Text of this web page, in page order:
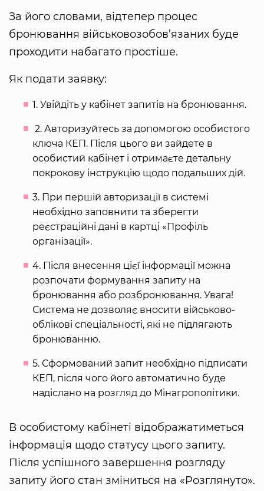
За його словами, відтепер процес
бронювання військовозобов’язаних буде
проходити набагато простіше.
Як подати заявку:
1. Увійдіть у кабінет запитів на бронювання.
2. Авторизуйтесь за допомогою особистого
ключа КЕП. Після цього ви зайдете в
особистий кабінет і отримаєте детальну
покрокову інструкцію щодо подальших дій.
3. При першій авторизації в системі
необхідно заповнити та зберегти
реєстраційні дані в картці «Профіль
організації».
4. Після внесення цієї інформації можна
розпочати формування запиту на
бронювання або розбронювання. Увага!
Система не дозволяє вносити військово-
облікові спеціальності, які не підлягають
бронюванню.
5. Сформований запит необхідно підписати
КЕП, після чого його автоматично буде
надіслано на розгляд до Мінагрополітики.
В особистому кабінеті відображатиметься
інформація щодо статусу цього запиту.
Після успішного завершення розгляду
запиту його стан зміниться на «Розглянуто».